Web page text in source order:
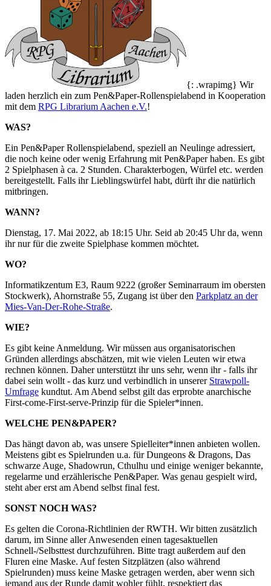
{: .wrapimg} Wir
laden herzlich ein zum Pen&Paper-Rollenspielabend in Kooperation
mit dem RPG Librarium Aachen e.V.!
WAS?
Ein Pen&Paper Rollenspielabend, speziell an Neulinge adressiert,
die noch keine oder wenig Erfahrung mit Pen&Paper haben. Es gibt
2 Spielphasen à ca. 2 Stunden. Charakterbogen, Würfel etc. werden
bereitgestellt. Falls ihr Lieblingswürfel habt, dürft ihr die natürlich
mitbringen.
WANN?
Dienstag, 17. Mai 2022, ab 18:15 Uhr. Seid ab 20:45 Uhr da, wenn
ihr nur für die zweite Spielphase kommen möchtet.
WO?
Informatikzentum E3, Raum 9222 (großer Seminarraum im obersten
Stockwerk), Ahornstraße 55, Zugang ist über den Parkplatz an der
Mies-Van-Der-Rohe-Straße.
WIE?
Es gibt keine Anmeldung. Wir müssen aus organisatorischen
Gründen allerdings abschätzen, mit wie vielen Leuten wir etwa
rechnen können. Daher unterstützt ihr uns sehr, wenn ihr - falls ihr
dabei sein wollt - das kurz und verbindlich in unserer Strawpoll-
Umfrage kundtut. Am Abend selbst gilt das erprobte anarchische
First-come-First-serve-Prinzip für die Spieler*innen.
WELCHE PEN&PAPER?
Das hängt davon ab, was unsere Spielleiter*innen anbieten wollen.
Meistens gibt es Spielrunden u.a. für Dungeons & Dragons, Das
schwarze Auge, Shadowrun, Cthulhu und einige weniger bekannte,
regelarme und erzählerische Pen&Paper. Was genau gespielt wird,
steht aber erst am Abend selbst final fest.
SONST NOCH WAS?
Es gelten die Corona-Richtlinien der RWTH. Wir bitten zusätzlich
darum, im Sinne aller Anwesenden einen tagesaktuellen
Schnell-/Selbsttest durchzuführen. Bitte tragt außerdem auf den
Fluren eine Maske. Auf festen Sitzplätzen (also während
Spielrunden) muss keine Maske getragen werden, aber wenn sich
jemand aus der Runde damit wohler fühlt, respektiert das